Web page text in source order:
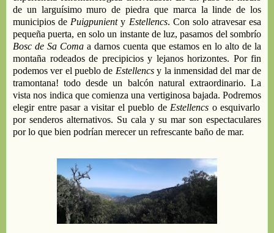
de un larguísimo muro de piedra que marca la linde de los
municipios de Puigpunienty Estellencs. Con solo atravesar esa
pequeña puerta, en solo un instante de luz, pasamos delsombrío
Bosc de Sa Coma adarnos cuenta que estamos en lo alto de la
montaña rodeados de precipicios y lejanos horizontes. Por fin
podemos verel pueblo de Estellencsy la inmensidad del mar de
tramontana! todo desde un balcón natural extraordinario. La
vista nos indica que comienza una vertiginosa bajada. Podremos
elegir entrepasar a visitarel pueblo deEstellencs o esquivarlo
por senderos alternativos. Su cala y su mar son espectaculares
por lo que bien podrían merecer un refrescante baño de mar.